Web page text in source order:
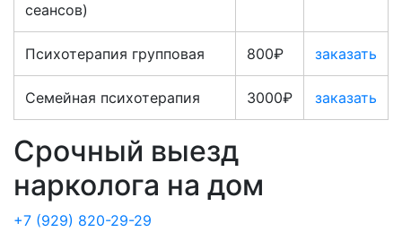
сеансов)
Психотерапия групповая 800₽ заказать
Семейная психотерапия 3000₽ заказать
Срочный выезд
нарколога на дом
+7 (929) 820-29-29